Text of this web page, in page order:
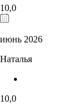
10,0
июнь 2026
Наталья
10,0